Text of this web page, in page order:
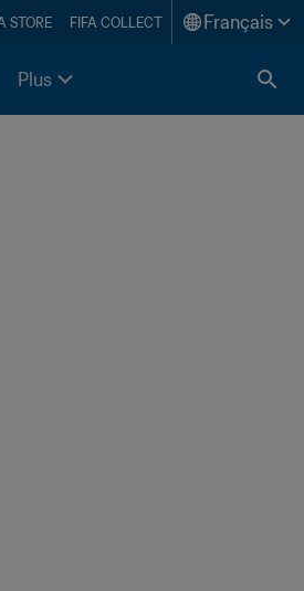
STORE FIFA COLLECT Français
Plus